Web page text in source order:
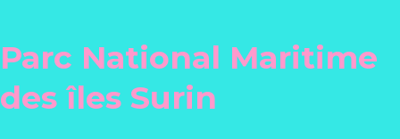
Parc National Maritime
des îles Surin